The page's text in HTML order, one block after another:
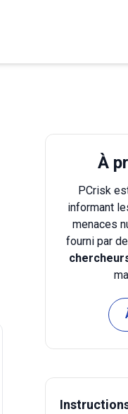
À
PCrisk
informant
menaces
fourni par